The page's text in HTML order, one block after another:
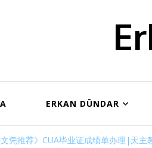
ERKAN DÜNDAR
文凭推荐》CUA毕业证成绩单办理|天主